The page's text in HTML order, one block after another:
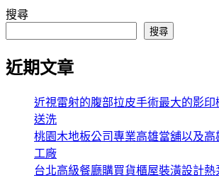
搜尋
搜尋
近期文章
近視雷射的腹部拉皮手術最大的影
送洗
桃園木地板公司專業高雄當舖以及
工廠
台北高級餐廳購買貨櫃屋裝潢設計